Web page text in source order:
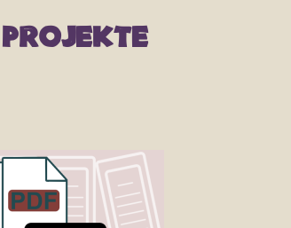
Projekte